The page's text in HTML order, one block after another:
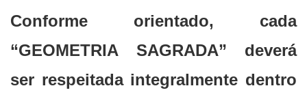
Conforme orientado, cada
“GEOMETRIA SAGRADA” deverá
ser respeitada integralmente dentro